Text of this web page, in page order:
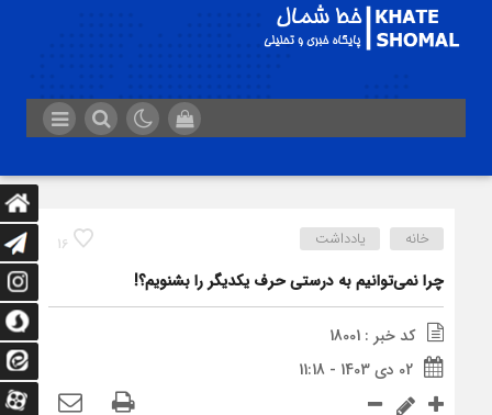
16 خانه یادداشت
چرا نمی‌توانیم به درستی حرف یکدیگر را بشنویم؟!
کد خبر : 18001
02 دی 1403 - 11:18